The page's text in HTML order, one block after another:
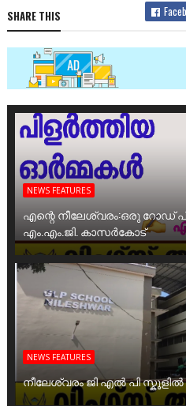
SHARE THIS
NEWS FEATURES
എന്റെ നീലേശ്വരം:ഒരു റോഡ്
എം.എം.ജി. കാസർകോട്
NEWS FEATURES
നീലേശ്വരം ജി എൽ പി